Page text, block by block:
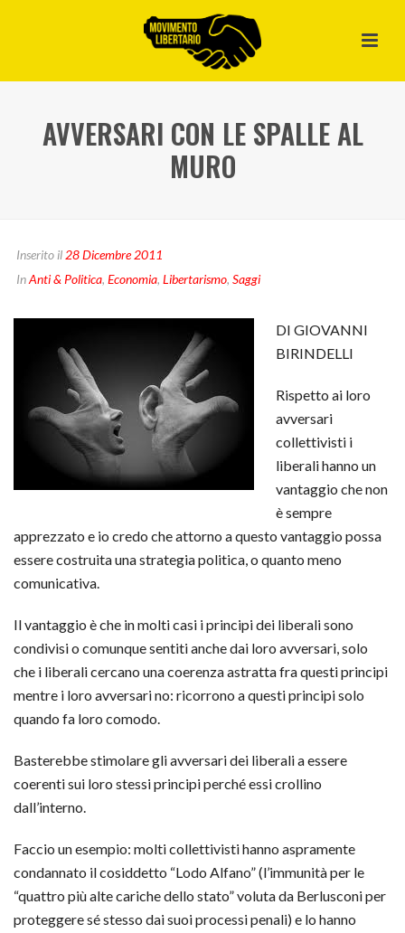
AVVERSARI CON LE SPALLE AL
MURO
Inserito il 28 Dicembre 2011
InAnti & Politica, Economia, Libertarismo, Saggi
DI GIOVANNI
BIRINDELLI
Rispetto ai loro
avversari
collettivisti i
liberali hanno un
vantaggio che non
è sempre
apprezzato e io credo che attorno a questo vantaggio possa
essere costruita una strategia politica, o quanto meno
comunicativa.
Il vantaggio è che in molti casi i principi dei liberali sono
condivisi o comunque sentiti anche dai loro avversari, solo
che i liberali cercano una coerenza astratta fra questi principi
mentre i loro avversari no: ricorrono a questi principi solo
quando fa loro comodo.
Basterebbe stimolare gli avversari dei liberali a essere
coerenti sui loro stessi principi perché essi crollino
dall’interno.
Faccio un esempio: molti collettivisti hanno aspramente
condannato il cosiddetto “Lodo Alfano” (l’immunità per le
“quattro più alte cariche dello stato” voluta da Berlusconi per
proteggere sé stesso dai suoi processi penali) e lo hanno